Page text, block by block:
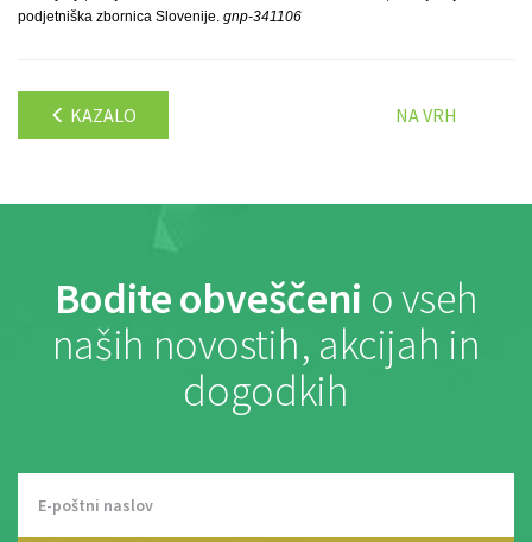
podjetniška zbornica Slovenije. gnp-341106
KAZALO NA VRH
Bodite obveščeni o vseh
naših novostih, akcijah in
dogodkih